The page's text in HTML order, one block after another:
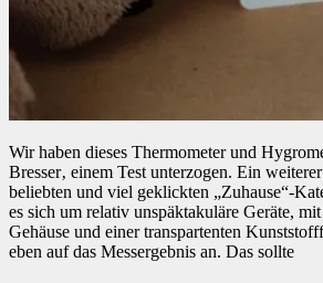
Wir haben dieses Thermometer und
Bresser‚ einem Test unterzogen. Ein
beliebten und viel geklickten „Zuhause“-
es sich um relativ unspäktakuläre Geräte,
Gehäuse und einer transpartenten
eben auf das Messergebnis an. Das sollte